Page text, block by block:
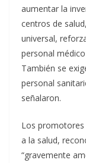
aumentar la
centros de
universal,
personal
También se
personal
señalaron.
Los promotores
a la salud,
“gravemente